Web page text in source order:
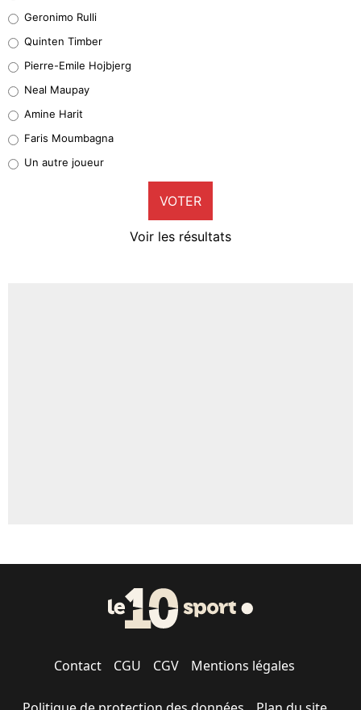
32%
5%
1%
9%
Geronimo Rulli
Quinten Timber
Pierre-Emile Hojbjerg
Neal Maupay
Amine Harit
Faris Moumbagna
Un autre joueur
VOTER
Voir les résultats
Contact CGU CGV Mentions légales